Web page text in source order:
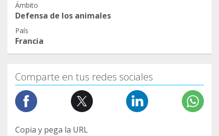
Ámbito
Defensa de los animales
País
Francia
Comparte en tus redes sociales
Copia y pega la URL